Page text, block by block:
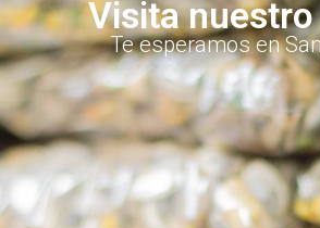
Visita
Te esperamos en